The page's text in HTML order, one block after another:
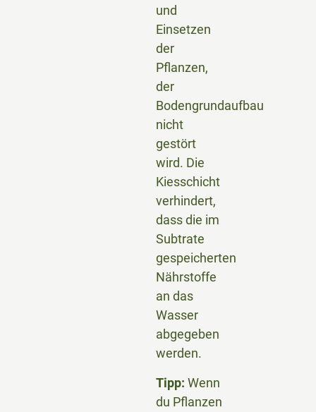
und
Einsetzen
der
Pflanzen,
der
Bodengrundaufbau
nicht
gestört
wird. Die
Kiesschicht
verhindert,
dass die im
Subtrate
gespeicherten
Nährstoffe
an das
Wasser
abgegeben
werden.
Tipp: Wenn
du Pflanzen